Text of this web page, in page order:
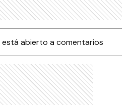
abierto a comentarios